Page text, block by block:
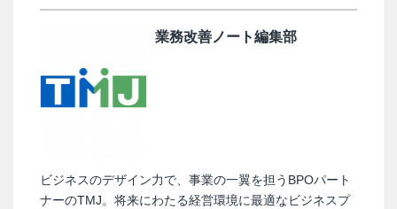
業務改善ノート編集部
ビジネスのデザイン力で、事業の一翼を担うBPOパート
ナーのTMJ。将来にわたる経営環境に最適なビジネスプ